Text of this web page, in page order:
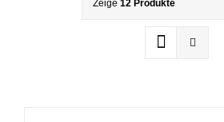
Zeige 12 Produkte